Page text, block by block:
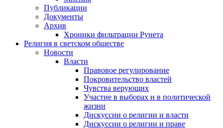
Публикации
Документы
Архив
Хроники фильтрации Рунета
Религия в светском обществе
Новости
Власти
Правовое регулирование
Покровительство властей
Чувства верующих
Участие в выборах и в политической
жизни
Дискуссии о религии и власти
Дискуссии о религии и праве